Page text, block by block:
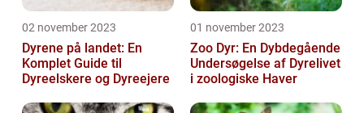
02 november 2023
Dyrene på landet: En
Komplet Guide til
Dyreelskere og Dyreejere
01 november 2023
Zoo Dyr: En Dybdegående
Undersøgelse af Dyrelivet
i zoologiske Haver